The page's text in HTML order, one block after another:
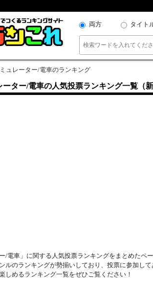
両方 タイト
ュレーター/電車のランキング
ーター/電車の人気投票ランキング一覧（新
/電車」に関する人気投票ランキングをまとめた
ルのランキングが勢揃いしており、投票に参加し
しめるランキング一覧をぜひご覧ください！